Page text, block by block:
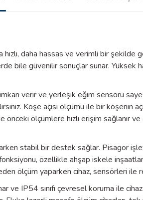
daha hassas ve verimli bir
bile güvenilir sonuçlar sunar.
verir ve yerleşik eğim sensörü
Köşe açısı ölçümü ile bir köşenin
ölçümlere hızlı erişim sağlanır
stabil bir destek sağlar. Pisagor
özellikle ahşap iskele
ölçüm yaparken cihaz, sensörleri ile
IP54 sınıfı çevresel koruma ile cihaz